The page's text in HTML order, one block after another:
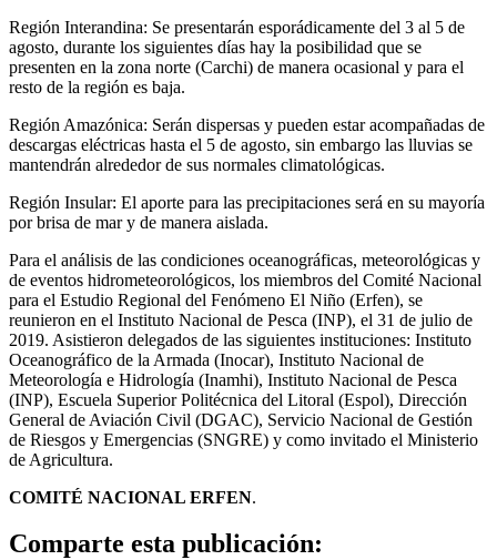
Región Interandina: Se presentarán esporádicamente del 3 al 5 de
agosto, durante los siguientes días hay la posibilidad que se
presenten en la zona norte (Carchi) de manera ocasional y para el
resto de la región es baja.
Región Amazónica: Serán dispersas y pueden estar acompañadas de
descargas eléctricas hasta el 5 de agosto, sin embargo las lluvias se
mantendrán alrededor de sus normales climatológicas.
Región Insular: El aporte para las precipitaciones será en su mayoría
por brisa de mar y de manera aislada.
Para el análisis de las condiciones oceanográficas, meteorológicas y
de eventos hidrometeorológicos, los miembros del Comité Nacional
para el Estudio Regional del Fenómeno El Niño (Erfen), se
reunieron en el Instituto Nacional de Pesca (INP), el 31 de julio de
2019. Asistieron delegados de las siguientes instituciones: Instituto
Oceanográfico de la Armada (Inocar), Instituto Nacional de
Meteorología e Hidrología (Inamhi), Instituto Nacional de Pesca
(INP), Escuela Superior Politécnica del Litoral (Espol), Dirección
General de Aviación Civil (DGAC), Servicio Nacional de Gestión
de Riesgos y Emergencias (SNGRE) y como invitado el Ministerio
de Agricultura.
COMITÉ NACIONAL ERFEN.
Comparte esta publicación: